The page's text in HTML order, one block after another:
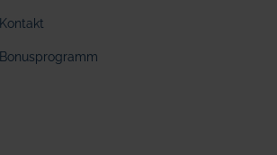
Kontakt
Bonusprogramm